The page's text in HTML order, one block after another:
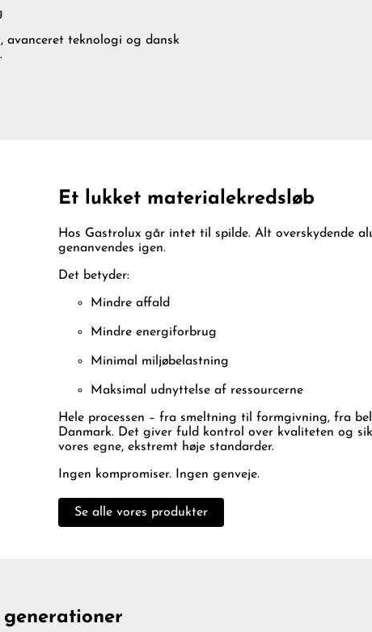
avanceret teknologi og dansk
Et lukket materialekredsløb
Hos Gastrolux går intet til spilde. Alt overskydende
genanvendes igen.
Det betyder:
Mindre affald
Mindre energiforbrug
Minimal miljøbelastning
Maksimal udnyttelse af ressourcerne
Hele processen – fra smeltning til formgivning, fra
Danmark. Det giver fuld kontrol over kvaliteten og
vores egne, ekstremt høje standarder.
Ingen kompromiser. Ingen genveje.
Se alle vores produkter